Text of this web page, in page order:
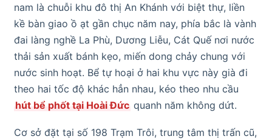
nam là chuỗi khu đô thị An Khánh với biệt thự, liền
kề bàn giao ồ ạt gần chục năm nay, phía bắc là vành
đai làng nghề La Phù, Dương Liễu, Cát Quế nơi nước
thải sản xuất bánh kẹo, miến dong chảy chung với
nước sinh hoạt. Bể tự hoại ở hai khu vực này già đi
theo hai tốc độ khác hẳn nhau, kéo theo nhu cầu
hút bể phốt tại Hoài Đức quanh năm không dứt.
Cơ sở đặt tại số 198 Trạm Trôi, trung tâm thị trấn cũ,